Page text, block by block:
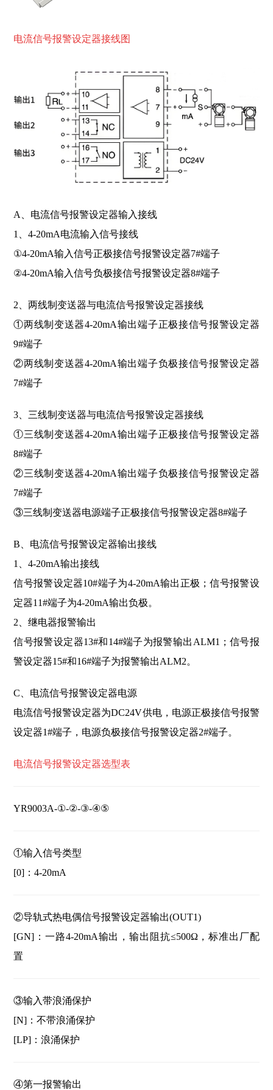
电流信号报警设定器接线图
A、电流信号报警设定器输入接线
1、4-20mA电流输入信号接线
①4-20mA输入信号正极接信号报警设定器7#端子
②4-20mA输入信号负极接信号报警设定器8#端子
2、两线制变送器与电流信号报警设定器接线
①两线制变送器4-20mA输出端子正极接信号报警设定器
9#端子
②两线制变送器4-20mA输出端子负极接信号报警设定器
7#端子
3、三线制变送器与电流信号报警设定器接线
①三线制变送器4-20mA输出端子正极接信号报警设定器
8#端子
②三线制变送器4-20mA输出端子负极接信号报警设定器
7#端子
③三线制变送器电源端子正极接信号报警设定器8#端子
B、电流信号报警设定器输出接线
1、4-20mA输出接线
信号报警设定器10#端子为4-20mA输出正极；信号报警设
定器11#端子为4-20mA输出负极。
2、继电器报警输出
信号报警设定器13#和14#端子为报警输出ALM1；信号报
警设定器15#和16#端子为报警输出ALM2。
C、电流信号报警设定器电源
电流信号报警设定器为DC24V供电，电源正极接信号报警
设定器1#端子，电源负极接信号报警设定器2#端子。
电流信号报警设定器选型表
YR9003A-①-②-③-④⑤
①输入信号类型
[0]：4-20mA
②导轨式热电偶信号报警设定器输出(OUT1)
[GN]：一路4-20mA输出，输出阻抗≤500Ω，标准出厂配
置
③输入带浪涌保护
[N]：不带浪涌保护
[LP]：浪涌保护
④第一报警输出